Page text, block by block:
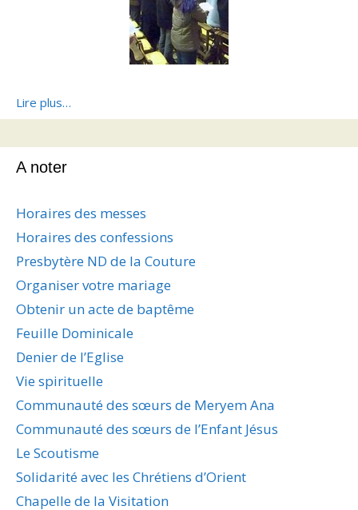
Lire plus…
A noter
Horaires des messes
Horaires des confessions
Presbytère ND de la Couture
Organiser votre mariage
Obtenir un acte de baptême
Feuille Dominicale
Denier de l’Eglise
Vie spirituelle
Communauté des sœurs de Meryem Ana
Communauté des sœurs de l’Enfant Jésus
Le Scoutisme
Solidarité avec les Chrétiens d’Orient
Chapelle de la Visitation